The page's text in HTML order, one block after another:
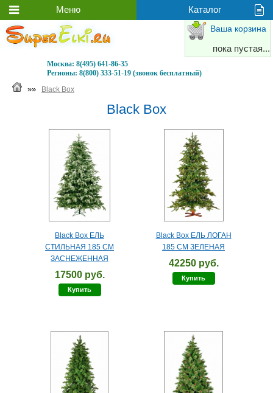
Москва: 8(495) 641-86-35
Регионы: 8(800) 333-51-19 (звонок бесплатный)
Ваша корзина
пока пустая...
»» Black Box
Black Box
Black Box ЕЛЬ
СТИЛЬНАЯ 185 СМ
ЗАСНЕЖЕННАЯ
17500 руб.
Купить
Black Box ЕЛЬ ЛОГАН
185 СМ ЗЕЛЕНАЯ
42250 руб.
Купить